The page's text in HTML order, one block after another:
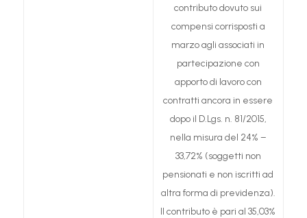
contributo dovuto sui
compensi corrisposti a
marzo agli associati in
partecipazione con
apporto di lavoro con
contratti ancora in essere
dopo il D.Lgs. n. 81/2015,
nella misura del 24% –
33,72% (soggetti non
pensionati e non iscritti ad
altra forma di previdenza).
Il contributo è pari al 35,03%